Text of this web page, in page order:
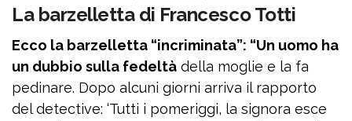
La barzelletta di Francesco Totti
Ecco la barzelletta “incriminata”: “Un uomo ha
un dubbio sulla fedeltà della moglie e la fa
pedinare. Dopo alcuni giorni arriva il rapporto
del detective: ‘Tutti i pomeriggi, la signora esce